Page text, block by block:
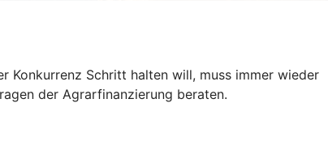
Konkurrenz Schritt halten will, muss immer wieder
der Agrarfinanzierung beraten.